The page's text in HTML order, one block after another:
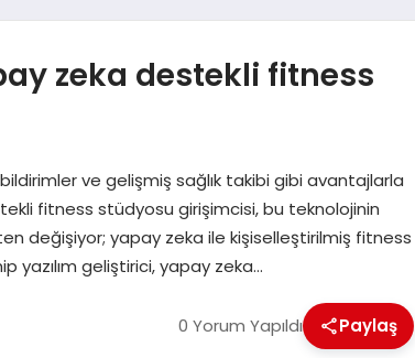
zeka destekli fitness
ve gelişmiş sağlık takibi gibi avantajlarla
fitness stüdyosu girişimcisi, bu teknolojinin
değişiyor; yapay zeka ile kişiselleştirilmiş fitness
yazılım geliştirici, yapay zeka…
0 Yorum Yapıldı Paylaş